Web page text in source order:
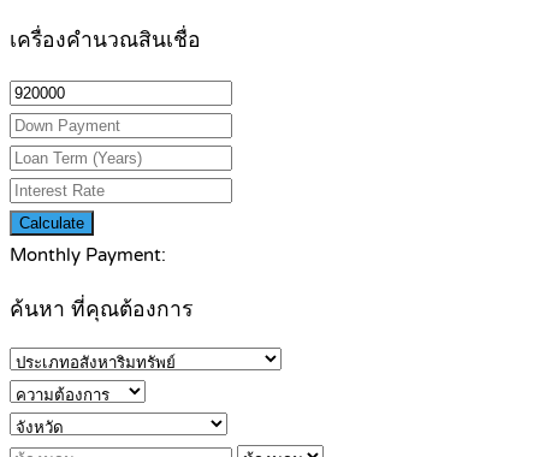
เครื่องคำนวณสินเชื่อ
Calculate
Monthly Payment:
ค้นหา ที่คุณต้องการ